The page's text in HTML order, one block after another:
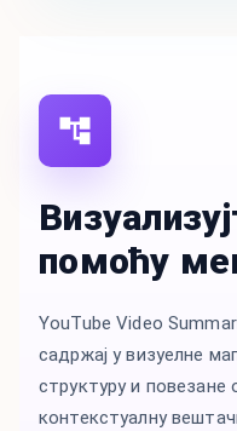
помоћу
YouTube Video
садржај у визуелне
структуру и
контекстуалну